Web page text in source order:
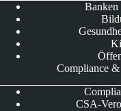
Banken
Compliance
CSA-